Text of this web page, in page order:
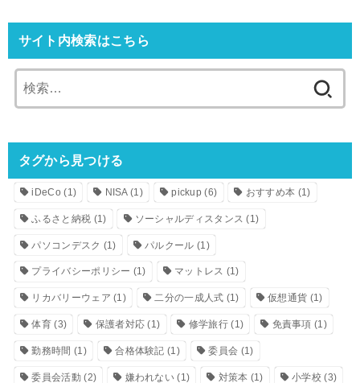
サイト内検索はこちら
索:
タグから見つける
iDeCo (1) NISA(1) pickup (6) おすすめ本 (1)
ふるさと納税 (1) ソーシャルディスタンス (1)
パソコンデスク (1) パルクール (1)
プライバシーポリシー (1) マットレス (1)
リカバリーウェア (1) 二分の一成人式 (1) 仮想通貨 (1)
体育 (3) 保護者対応 (1) 修学旅行(1) 免責事項 (1)
勤務時間 (1) 合格体験記 (1) 委員会 (1)
委員会活動(2) 嫌われない (1) 対策本 (1) 小学校 (3)